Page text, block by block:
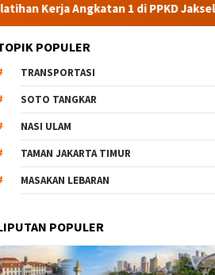
Angkatan 1 di PPKD Jaksel
POPULER
TRANSPORTASI
SOTO TANGKAR
NASI ULAM
TAMAN JAKARTA TIMUR
MASAKAN LEBARAN
POPULER